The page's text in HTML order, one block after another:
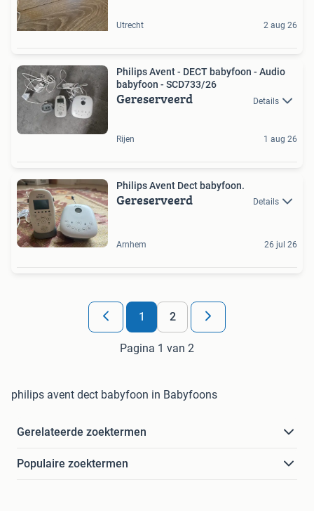
Utrecht 2 aug 26
Philips Avent - DECT babyfoon - Audio
babyfoon - SCD733/26
Gereserveerd Details
Rijen 1 aug 26
Philips Avent Dect babyfoon.
Gereserveerd Details
Arnhem 26 jul 26
1 2
Pagina 1 van 2
philips avent dect babyfoon in Babyfoons
Gerelateerde zoektermen
Populaire zoektermen